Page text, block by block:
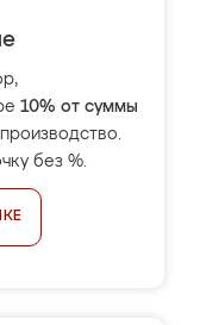
10% от суммы
без %.